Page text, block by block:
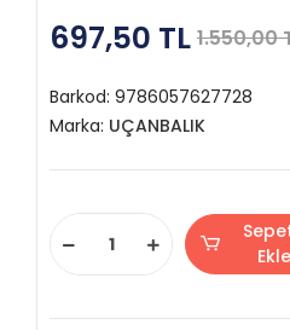
697,50 TL 1.550,00
Barkod: 9786057627728
Marka: UÇANBALIK
Ekle